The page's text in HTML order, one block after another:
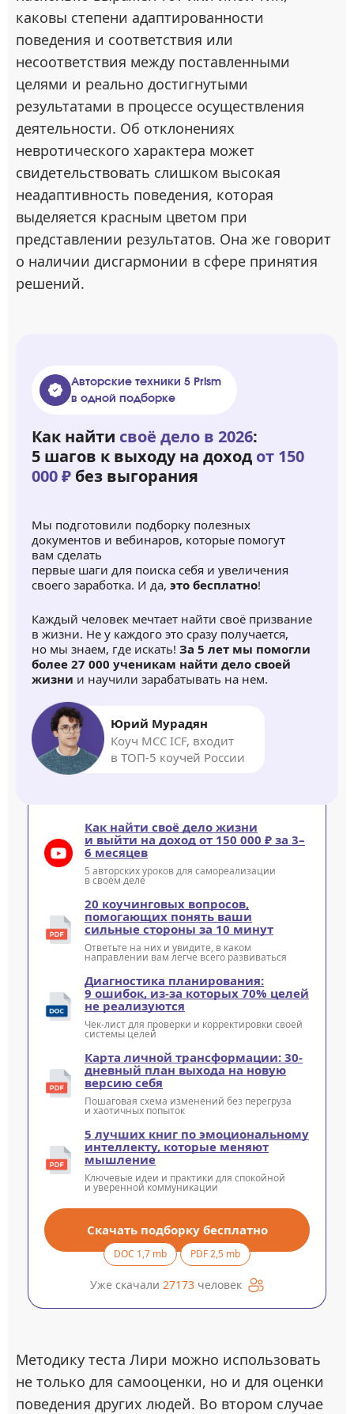
каковы степени адаптированности
поведения и соответствия или
несоответствия между поставленными
целями и реально достигнутыми
результатами в процессе осуществления
деятельности. Об отклонениях
невротического характера может
свидетельствовать слишком высокая
неадаптивность поведения, которая
выделяется красным цветом при
представлении результатов. Она же говорит
о наличии дисгармонии в сфере принятия
решений.
Авторские техники 5 Prism
в одной подборке
Как найти своё дело в 2026:
5 шагов к выходу на доход от 150
000 ₽ без выгорания
Мы подготовили подборку полезных
документов и вебинаров, которые помогут
вам сделать
первые шаги для поиска себя и увеличения
своего заработка. И да, это бесплатно!
Каждый человек мечтает найти своё призвание
в жизни. Не у каждого это сразу получается,
но мы знаем, где искать! За 5 лет мы помогли
более 27 000 ученикам найти дело своей
жизни и научили зарабатывать на нем.
Юрий Мурадян
Коуч MCC ICF, входит
в ТОП-5 коучей России
Как найти своё дело жизни
и выйти на доход от 150 000 ₽ за 3–
6 месяцев
5 авторских уроков для самореализации
в своём деле
20 коучинговых вопросов,
помогающих понять ваши
сильные стороны за 10 минут
Ответьте на них и увидите, в каком
направлении вам легче всего развиваться
Диагностика планирования:
9 ошибок, из-за которых 70% целей
не реализуются
Чек-лист для проверки и корректировки своей
системы целей
Карта личной трансформации: 30-
дневный план выхода на новую
версию себя
Пошаговая схема изменений без перегруза
и хаотичных попыток
5 лучших книг по эмоциональному
интеллекту, которые меняют
мышление
Ключевые идеи и практики для спокойной
и уверенной коммуникации
Скачать подборку бесплатно
DOC 1,7 mb PDF 2,5 mb
Уже скачали 27173 человек
Методику теста Лири можно использовать
не только для самооценки, но и для оценки
поведения других людей. Во втором случае